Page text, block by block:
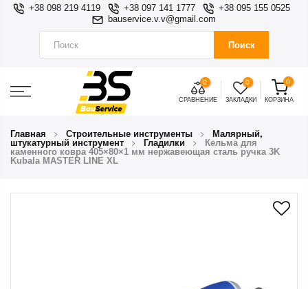
+38 098 219 4119 +38 097 141 1777
+38 095 155 0525
bauservice.v.v@gmail.com
Поиск
0
СРАВНЕНИЕ
0
ЗАКЛАДКИ
0
КОРЗИНА
Главная Строительные инструменты
Малярный,
штукатурный инструмент
Гладилки
Кельма для
каменного ковра 405×80×1 мм нержавеющая сталь ручка 3K
Kubala MASTER LINE XL